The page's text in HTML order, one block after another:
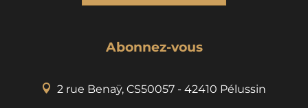
Abonnez-vous
2 rue Benaÿ, CS50057 - 42410 Pélussin